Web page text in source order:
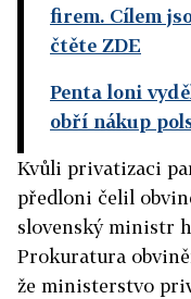
firem. Cílem
čtěte ZDE
Penta loni
obří nákup
Kvůli privatizaci
předloni čelil
slovenský ministr
Prokuratura
že ministerstvo